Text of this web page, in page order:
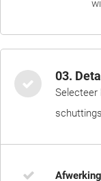
03.
Selecteer